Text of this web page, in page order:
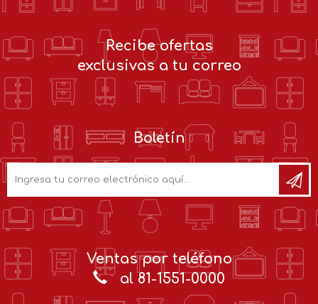
Recibe ofertas
exclusivas a tu correo
Boletín
Ventas por teléfono
al 81-1551-0000